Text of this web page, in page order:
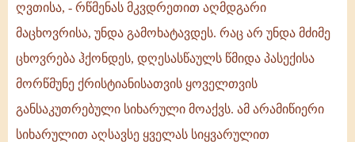
ღვთისა, - რწმენას მკვდრეთით აღმდგარი
მაცხოვრისა, უნდა გამოხატავდეს. რაც არ უნდა მძიმე
ცხოვრება ჰქონდეს, დღესასწაულს წმიდა პასექისა
მორწმუნე ქრისტიანისათვის ყოველთვის
განსაკუთრებული სიხარული მოაქვს. ამ არამიწიერი
სიხარულით აღსავსე ყველას სიყვარულით